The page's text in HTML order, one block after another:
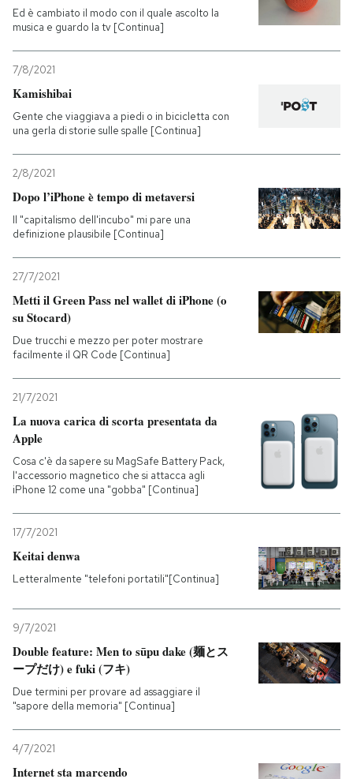
AREA PERSONALE
Ed è cambiato il modo con il quale ascolto la
musica e guardo la tv [Continua]
7/8/2021
Kamishibai
Gente che viaggiava a piedi o in bicicletta con
una gerla di storie sulle spalle [Continua]
2/8/2021
Dopo l’iPhone è tempo di metaversi
Il "capitalismo dell'incubo" mi pare una
definizione plausibile [Continua]
27/7/2021
Metti il Green Pass nel wallet di iPhone (o
su Stocard)
Due trucchi e mezzo per poter mostrare
facilmente il QR Code [Continua]
21/7/2021
La nuova carica di scorta presentata da
Apple
Cosa c'è da sapere su MagSafe Battery Pack,
l'accessorio magnetico che si attacca agli
iPhone 12 come una "gobba" [Continua]
17/7/2021
Keitai denwa
Letteralmente "telefoni portatili"[Continua]
9/7/2021
Double feature: Men to sūpu dake (麺とス
ープだけ) e fuki (フキ)
Due termini per provare ad assaggiare il
"sapore della memoria" [Continua]
4/7/2021
Internet sta marcendo